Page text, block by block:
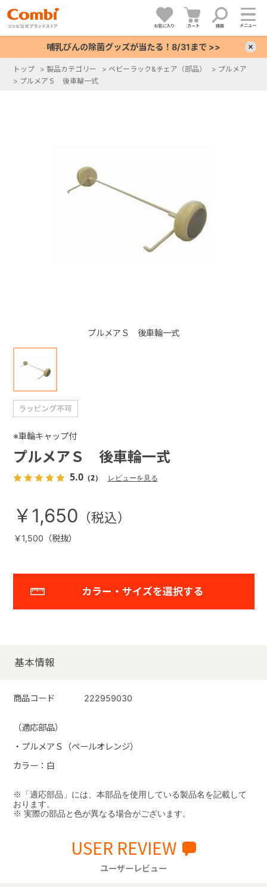
お気に入り カート 検索 メニュー
哺乳びんの除菌グッズが当たる！8/31まで >>
トップ > 製品カテゴリー > ベビーラック&チェア（部品） > プルメア
> プルメアＳ 後車輪一式
プルメアＳ 後車輪一式
プルメアＳ 後車輪一式
5.0（2） レビューを見る
※車輪キャップ付
￥1,650
￥1,500（税抜）
カラー・サイズを選択する
基本情報
商品コード 222959030
（適応部品）
・プルメアＳ（ペールオレンジ）
カラー：白
※「適応部品」には、本部品を使用している製品名を記載して
おります。
※ 実際の部品と色が異なる場合がございます。
USER REVIEW
ユーザーレビュー